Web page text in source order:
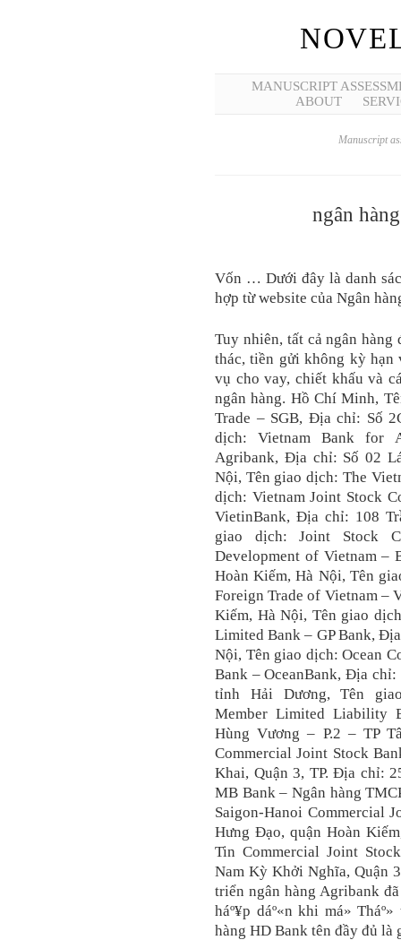
MANUSCRIPT
ABOUT
Manuscript
ngân
Vốn … Dưới đây là danh
hợp từ website của Ngân
Tuy nhiên, tất cả ngân
thác, tiền gửi không kỳ hạn
vụ cho vay, chiết khấu và
ngân hàng. Hồ Chí Minh,
Trade – SGB, Địa chỉ: Số
dịch: Vietnam Bank for
Agribank, Địa chỉ: Số 02
Nội, Tên giao dịch: The
dịch: Vietnam Joint Stock
VietinBank, Địa chỉ: 108
giao dịch: Joint Stock
Development of Vietnam
Hoàn Kiếm, Hà Nội, Tên
Foreign Trade of Vietnam –
Kiếm, Hà Nội, Tên giao
Limited Bank – GP Bank,
Nội, Tên giao dịch: Ocean
Bank – OceanBank, Địa
tỉnh Hải Dương, Tên
Member Limited Liability
Hùng Vương – P.2 – TP
Commercial Joint Stock
Khai, Quận 3, TP. Địa chỉ:
MB Bank – Ngân hàng
Saigon-Hanoi Commercial
Hưng Đạo, quận Hoàn
Tin Commercial Joint
Nam Kỳ Khởi Nghĩa, Quận
triển ngân hàng Agribank
háº¥p dáº«n khi má»
hàng HD Bank tên đầy đủ là